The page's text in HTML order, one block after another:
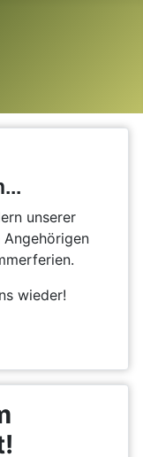
unserer
wieder!